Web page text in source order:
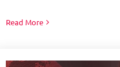
Read More